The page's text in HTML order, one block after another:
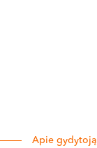
Apie gydytoją